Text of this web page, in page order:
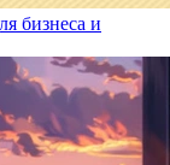
бизнеса и